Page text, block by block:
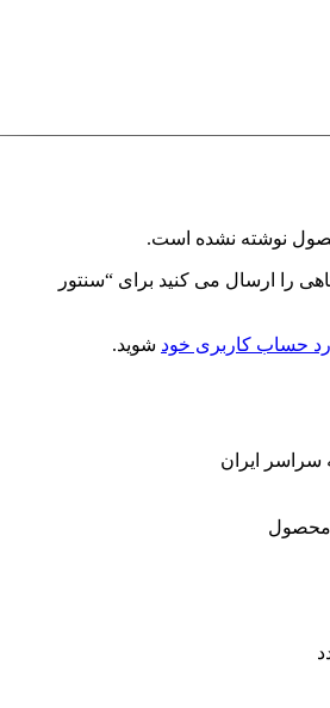
نوشته نشده است.
را ارسال می کنید برای “سنتور
حساب کاربری خود شوید.
سراسر ایران
محصول